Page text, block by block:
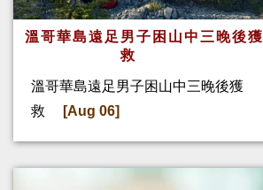
溫哥華島遠足男子困山中三晚後獲
救
溫哥華島遠足男子困山中三晚後獲
救
[Aug 06]